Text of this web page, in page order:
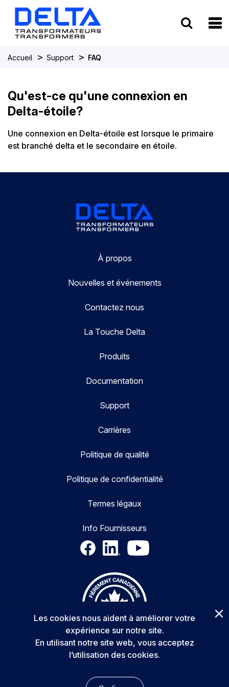
Accueil > Support > FAQ
Qu'est-ce qu'une connexion en
Delta-étoile?
Une connexion en Delta-étoile est lorsque le primaire
est branché delta et le secondaire en étoile.
À propos
Nouvelles et événements
Contactez nous
La Touche Delta
Produits
Documentation
Support
Carrières
Politique de qualité
Politique de confidentialité
Termes légaux
Info Fournisseurs
Copyright © 2025 Delta Transformers Inc. All rights reserved.
Les cookies nous aident à améliorer votre
expérience sur notre site.
En utilisant notre site web, vous acceptez
l’utilisation des cookies.